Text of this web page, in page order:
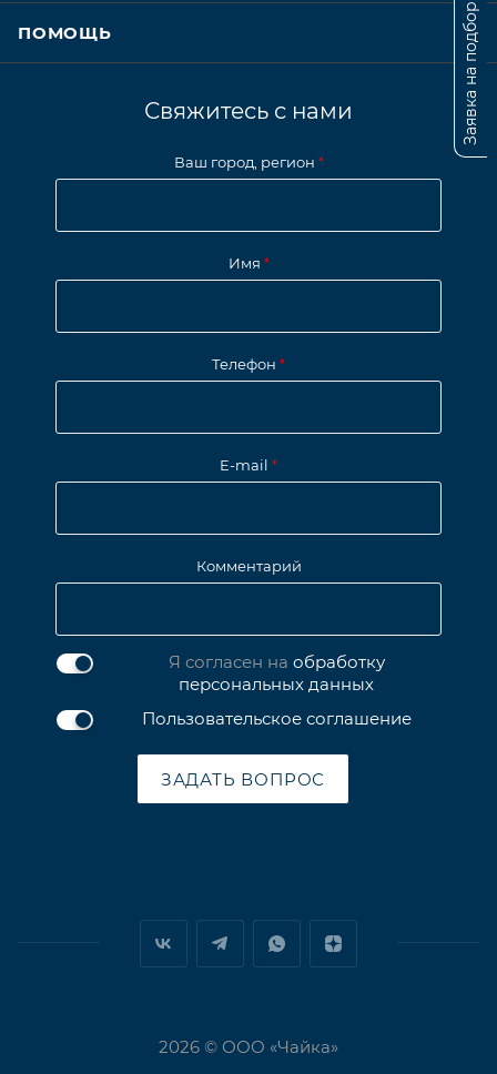
ПОМОЩЬ
Свяжитесь с нами
Ваш город, регион *
Имя *
Телефон *
E-mail *
Комментарий
Я согласен на обработку
персональных данных
Пользовательское соглашение
ЗАДАТЬ ВОПРОС
2026 © ООО «Чайка»
Заявка на подбор